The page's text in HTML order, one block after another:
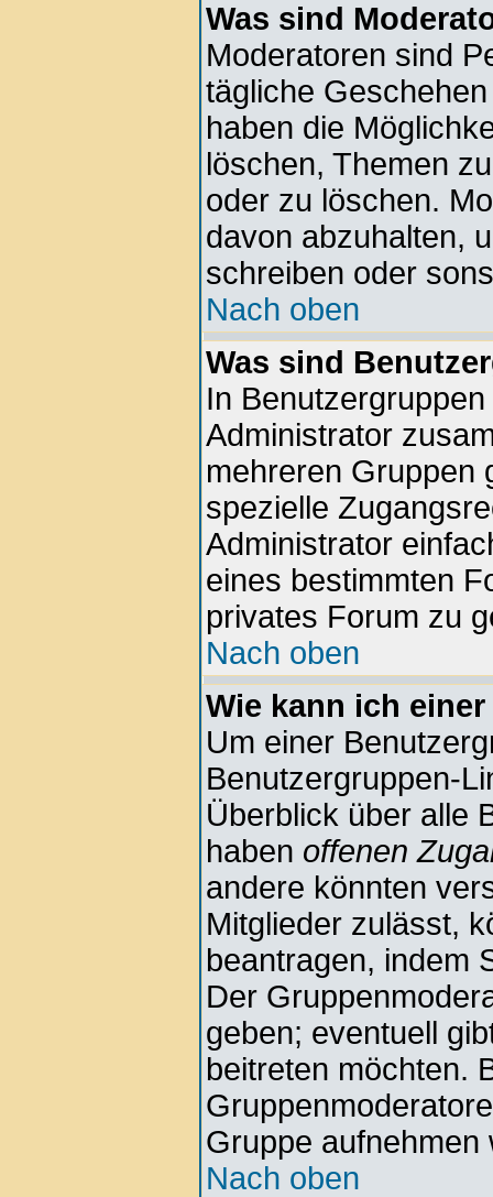
Was sind
Moderatoren sind
tägliche
haben die
löschen, Themen
oder zu löschen.
davon abzuhalten,
schreiben oder
Nach oben
Was sind
In
Administrator
mehreren Gruppen
spezielle
Administrator
eines bestimmten
privates Forum zu
Nach oben
Wie kann ich
Um einer
Benutzergruppen-
Überblick über alle
haben offenen
andere könnten
Mitglieder zulässt,
beantragen, indem
Der
geben; eventuell
beitreten möchten.
Gruppe aufnehmen
Nach oben